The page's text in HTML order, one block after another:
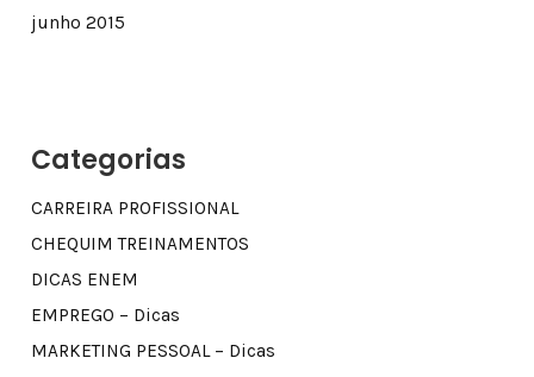
junho 2015
Categorias
CARREIRA PROFISSIONAL
CHEQUIM TREINAMENTOS
DICAS ENEM
EMPREGO – Dicas
MARKETING PESSOAL – Dicas